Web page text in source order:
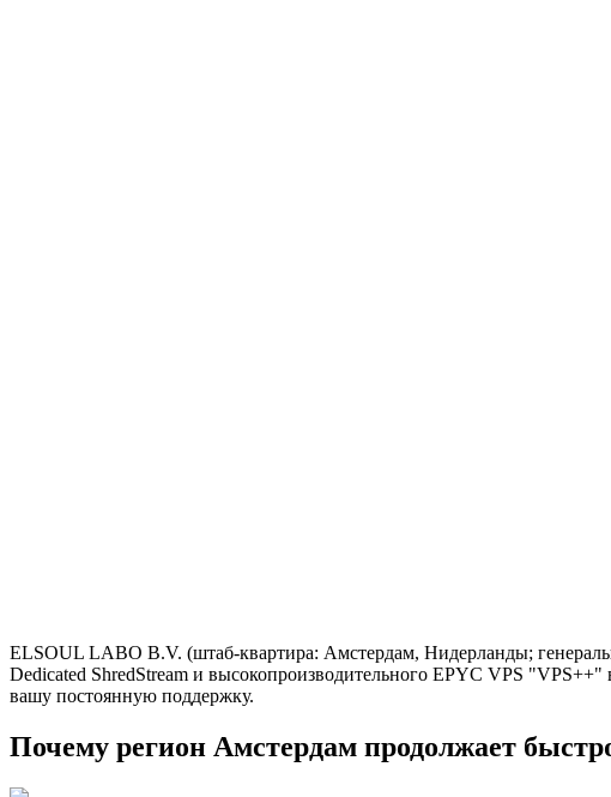
ELSOUL LABO B.V. (штаб-квартира: Амстердам, Нидерланды;
Dedicated ShredStream и высокопроизводительного EPYC VPS
вашу постоянную поддержку.
Почему регион Амстердам продолжает